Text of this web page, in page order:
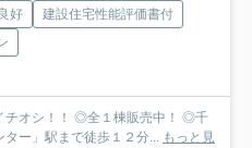
好
建設住宅性能評価書付
チオシ！！ ◎全１棟販売中！ ◎千
ー」駅まで徒歩１２分... もっと見